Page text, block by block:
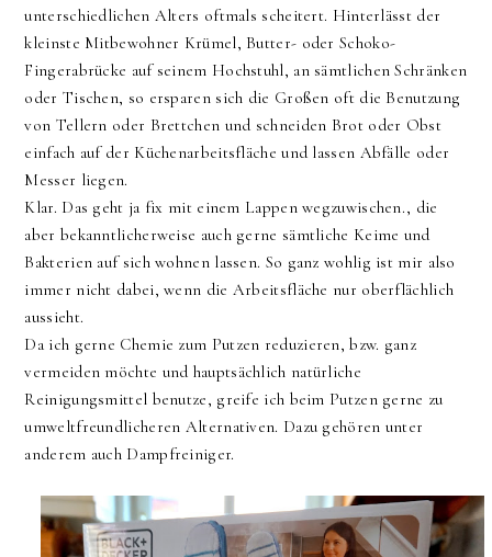
unterschiedlichen Alters oftmals scheitert. Hinterlässt der
kleinste Mitbewohner Krümel, Butter- oder Schoko-
Fingerabrücke auf seinem Hochstuhl, an sämtlichen Schränken
oder Tischen, so ersparen sich die Großen oft die Benutzung
von Tellern oder Brettchen und schneiden Brot oder Obst
einfach auf der Küchenarbeitsfläche und lassen Abfälle oder
Messer liegen.
Klar. Das geht ja fix mit einem Lappen wegzuwischen., die
aber bekanntlicherweise auch gerne sämtliche Keime und
Bakterien auf sich wohnen lassen. So ganz wohlig ist mir also
immer nicht dabei, wenn die Arbeitsfläche nur oberflächlich
aussieht.
Da ich gerne Chemie zum Putzen reduzieren, bzw. ganz
vermeiden möchte und hauptsächlich natürliche
Reinigungsmittel benutze, greife ich beim Putzen gerne zu
umweltfreundlicheren Alternativen. Dazu gehören unter
anderem auch Dampfreiniger.